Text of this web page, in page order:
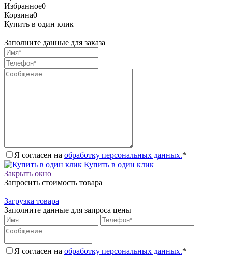
Избранное0
Корзина0
Купить в один клик
Заполните данные для заказа
Я согласен на обработку персональных данных.*
Купить в один клик
Закрыть окно
Запросить стоимость товара
Загрузка товара
Заполните данные для запроса цены
Я согласен на обработку персональных данных.*